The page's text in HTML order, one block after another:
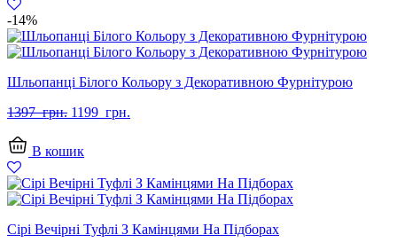
-14%
Шльопанці Білого Кольору з Декоративною Фурнітурою
1397 грн. Оригінальна
грн..
1199 грн.
В кошик
Сірі Вечірні Туфлі З Камінцями На Підборах